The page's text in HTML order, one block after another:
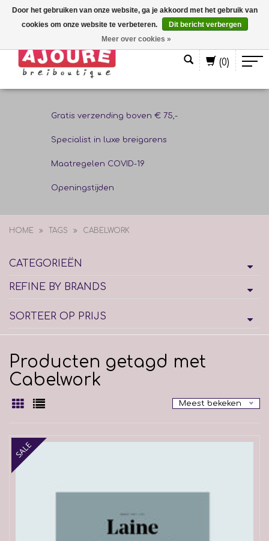
(0)
Gratis verzending boven € 75,-
Specialist in luxe breigarens
Maatregelen COVID-19
Openingstijden
HOME TAGS CABELWORK
CATEGORIEËN
REFINE BY BRANDS
SORTEER OP PRIJS
Producten getagd met
Cabelwork
Meest bekeken
SALE
Door het gebruiken van onze website, ga je akkoord met het gebruik van
cookies om onze website te verbeteren.
Dit bericht verbergen
Meer over cookies »